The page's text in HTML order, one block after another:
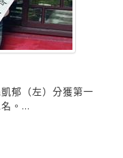
郁（左）分獲第一
。...